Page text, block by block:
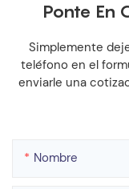
Ponte En
Simplemente
teléfono en el
enviarle una
Nombre